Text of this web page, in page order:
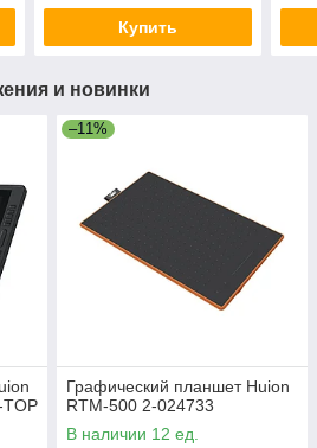
Купить
и новинки
–11%
Графический планшет Huion
RTM-500 2-024733
В наличии 12 ед.